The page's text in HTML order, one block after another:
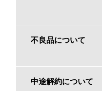
不良品について
中途解約について